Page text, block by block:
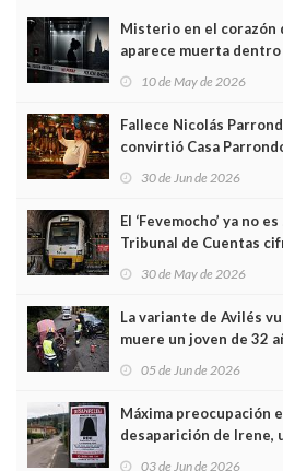
Misterio en el corazón
aparece muerta
edificio y las cámaras
10 de May de 2026
Fallece Nicolás
convirtió Casa
Asturias en Madrid
30 de Jun de 2026
El ‘Fevemocho’ ya no
Tribunal de Cuentas
sobrecoste de los
30 de May de 2026
La variante de Avilés
muere un joven de 32
frontal
05 de Jun de 2026
Máxima preocupación
desaparición de Irene,
03 de Jun de 2026